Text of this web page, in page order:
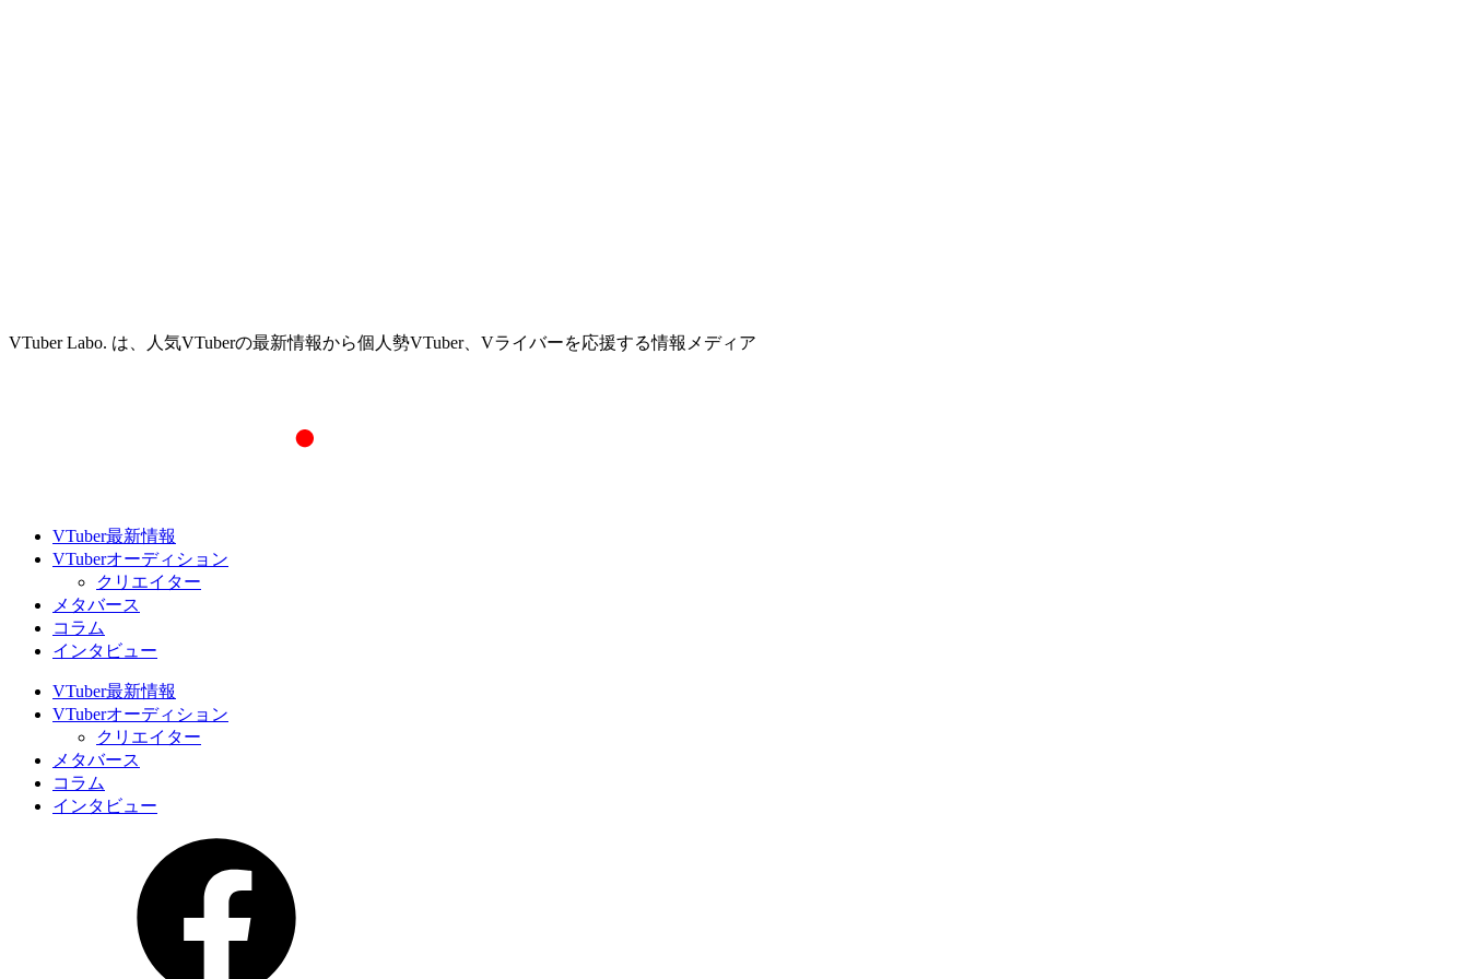
VTuber Labo. は、人気VTuberの最新情報から個人勢VTuber、Vライバーを応援する情報メディア
VTuber最新情報
VTuberオーディション
クリエイター
メタバース
コラム
インタビュー
VTuber最新情報
VTuberオーディション
クリエイター
メタバース
コラム
インタビュー